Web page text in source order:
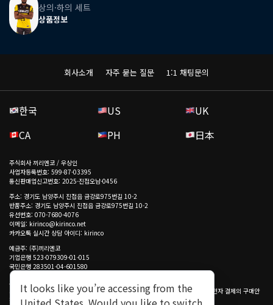
상의·하의 세트
상품정보
회사소개 자주 묻는 질문 1:1 채팅문의
한국 US
UK
CA
PH 日本
주식회사 끼리엔코 / 우상인
사업자등록번호: 599-87-03395
통신판매업신고번호: 2025-진접오남-0456
주소: 경기도 남양주시 진접읍 금강로975번길 10-2
반품주소: 경기도 남양주시 진접읍 금강로975번길 10-2
유선번호: 070-7680-4076
이메일: kirinco@kirinco.net
카카오톡 실시간 상담 아이디: kirinco
예금주: (주)끼리엔코
기업은행 523-079309-01-015
국민은행 283501-04-601580
토스페이먼츠(주) 구매안전(에스크로) 서비스
고객님은 안전거래를 위해 모든 결제 시 저희 쇼핑몰에서 가입한 토스페이먼츠(주) 전자 결제의 구매안
전(에스크로) 서비스를 이용하실 수 있습니다.
It looks like you’re accessing from the